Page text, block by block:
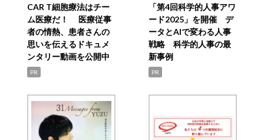
CAR T細胞療法はチー
ム医療だ！ 医療従事
者の情熱、患者さんの
思いを伝えるドキュメ
ンタリー動画を公開中
PR
「第4回科学的人事アワ
ード2025」を開催 デ
ータとAIで変わる人事
戦略 科学的人事の最
新事例
PR